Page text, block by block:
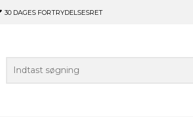
30 DAGES FORTRYDELSESRET